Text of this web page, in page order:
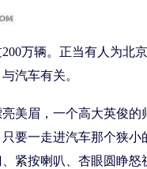
万辆。正当有人为北
汽车有关。
美眉，一个高大英俊的
要一走进汽车那个狭
按喇叭、杏眼圆睁怒